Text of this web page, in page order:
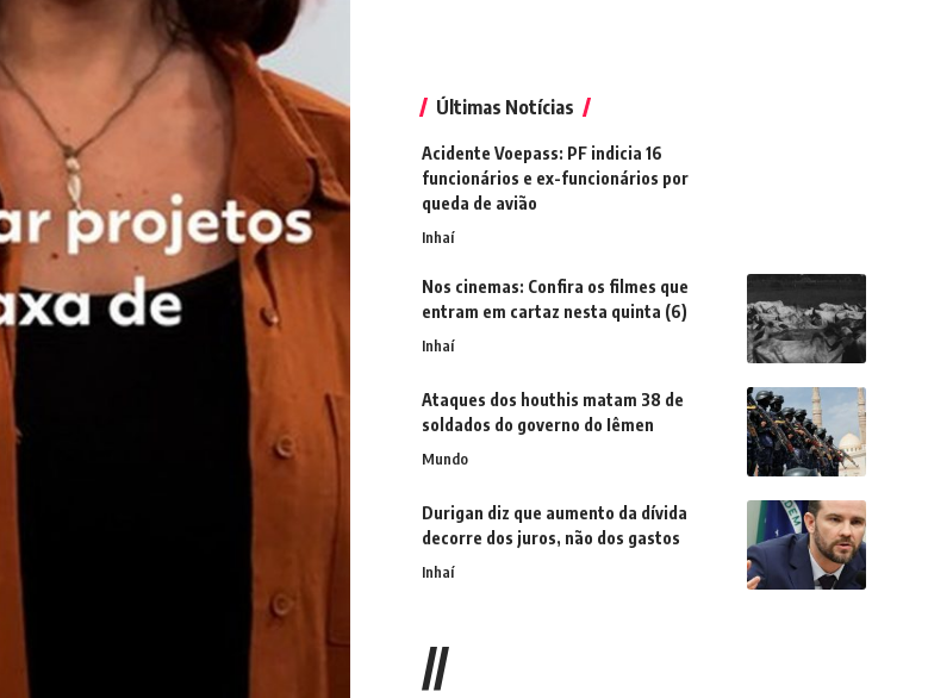
Últimas Notícias
Acidente Voepass: PF indicia 16
funcionários e ex-funcionários por
queda de avião
Inhaí
Nos cinemas: Confira os filmes que
entram em cartaz nesta quinta (6)
Inhaí
Ataques dos houthis matam 38 de
soldados do governo do Iêmen
Mundo
Durigan diz que aumento da dívida
decorre dos juros, não dos gastos
Inhaí
//